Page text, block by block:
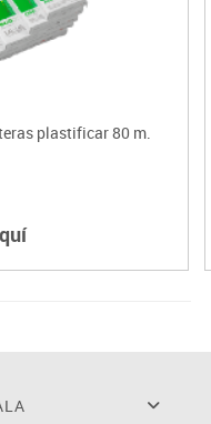
plastificar 80 m.